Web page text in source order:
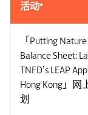
活动*
「Putting
Balance Sheet:
TNFD’s LEAP
Hong Kong」网
划